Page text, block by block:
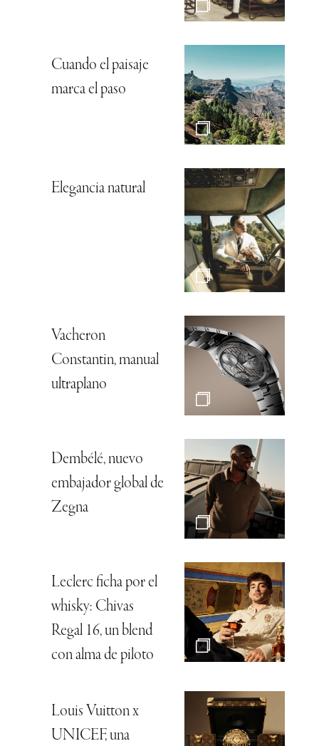
Cuando el paisaje
marca el paso
Elegancia natural
Vacheron
Constantin, manual
ultraplano
Dembélé, nuevo
embajador global de
Zegna
Leclerc ficha por el
whisky: Chivas
Regal 16, un blend
con alma de piloto
Louis Vuitton x
UNICEF, una